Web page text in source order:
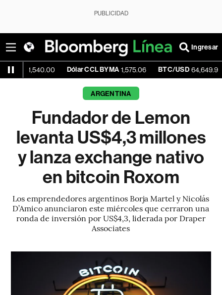
PUBLICIDAD
Ingresar
Dólar CCL BYMA 1,575.06 BTC/USD 64,649.95 -0.21%
ARGENTINA
Fundador de Lemon
levanta US$4,3 millones
y lanza exchange nativo
en bitcoin Roxom
Los emprendedores argentinos Borja Martel y Nicolás
D’Amico anunciaron este miércoles que cerraron una
ronda de inversión por US$4,3, liderada por Draper
Associates